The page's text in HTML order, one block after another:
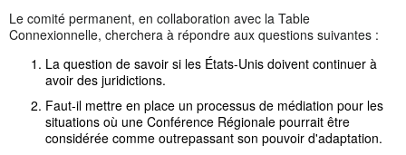
Le comité permanent, en collaboration avec la Table
Connexionnelle, cherchera à répondre aux questions suivantes :
La question de savoir si les États-Unis doivent continuer à
avoir des juridictions.
Faut-il mettre en place un processus de médiation pour les
situations où une Conférence Régionale pourrait être
considérée comme outrepassant son pouvoir d'adaptation.